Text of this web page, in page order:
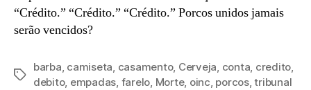
“Crédito.” “Crédito.” “Crédito.” Porcos unidos jamais
serão vencidos?
Tags
barba, camiseta, casamento, Cerveja, conta, credito,
debito, empadas, farelo, Morte, oinc, porcos,tribunal